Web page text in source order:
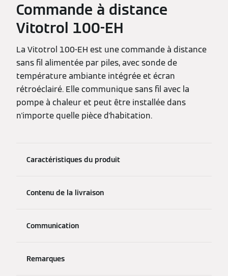
Commande à distance
Vitotrol 100-EH
La Vitotrol 100-EH est une commande à distance
sans fil alimentée par piles, avec sonde de
température ambiante intégrée et écran
rétroéclairé. Elle communique sans fil avec la
pompe à chaleur et peut être installée dans
n'importe quelle pièce d'habitation.
Caractéristiques du produit
Contenu de la livraison
Communication
Remarques